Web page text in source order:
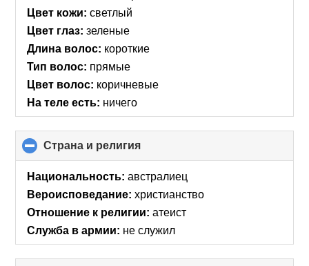
Цвет кожи: светлый
Цвет глаз: зеленые
Длина волос: короткие
Тип волос: прямые
Цвет волос: коричневые
На теле есть: ничего
Страна и религия
to
collapse
Национальность: австралиец
Вероисповедание: христианство
Отношение к религии: атеист
Служба в армии: не служил